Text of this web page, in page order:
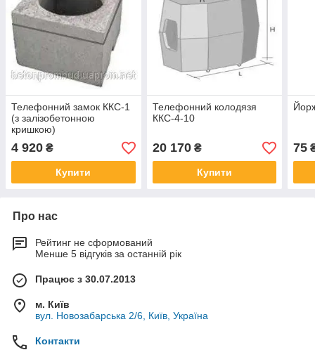
Телефонний замок ККС-1
(з залізобетонною
кришкою)
4 920 ₴
Купити
Телефонний колодязя
ККС-4-10
20 170₴
Купити
75
Про нас
Рейтинг не сформований
Менше 5 відгуків за останній рік
Працює з 30.07.2013
м. Київ
вул. Новозабарська 2/6, Київ, Україна
Контакти